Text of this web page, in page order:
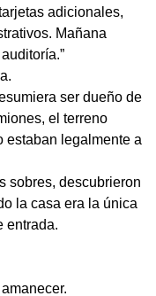
adicionales,
Mañana
ser dueño de
el terreno
estaban legalmente a
sobres, descubrieron
la casa era la única
entrada.